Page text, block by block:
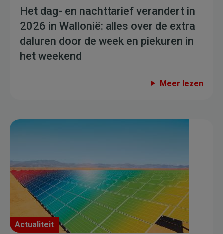
Het dag- en nachttarief verandert in
2026 in Wallonië: alles over de extra
daluren door de week en piekuren in
het weekend
Meer lezen
Actualiteit